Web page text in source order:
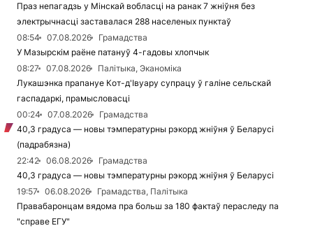
Праз непагадзь у Мінскай вобласці на ранак 7 жніўня без
электрычнасці заставалася 288 населеных пунктаў
08:54
07.08.2026
Грамадства
У Мазырскім раёне патануў 4-гадовы хлопчык
08:27
07.08.2026
Палітыка, Эканоміка
Лукашэнка прапануе Кот-д'Івуару супрацу ў галіне сельскай
гаспадаркі, прамысловасці
00:24
07.08.2026
Грамадства
40,3 градуса — новы тэмпературны рэкорд жніўня ў Беларусі
(падрабязна)
22:42
06.08.2026
Грамадства
40,3 градуса — новы тэмпературны рэкорд жніўня ў Беларусі
19:57
06.08.2026
Грамадства, Палітыка
Правабаронцам вядома пра больш за 180 фактаў пераследу па
"справе ЕГУ"